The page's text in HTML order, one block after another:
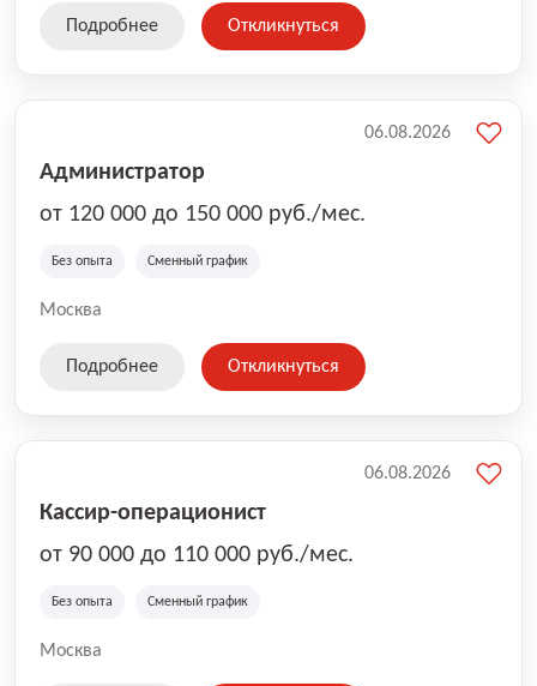
Подробнее Откликнуться
Администратор
от 120 000 до 150 000 руб./мес.
Без опыта Сменный график
Москва
06.08.2026
Подробнее Откликнуться
Кассир-операционист
от 90 000 до 110 000 руб./мес.
Без опыта Сменный график
Москва
06.08.2026